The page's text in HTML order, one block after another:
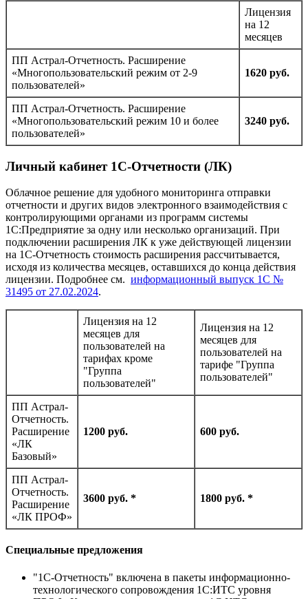
Лицензия
на 12
месяцев
ПП Астрал-Отчетность. Расширение
«Многопользовательский режим от 2-9
пользователей»
1620 руб.
ПП Астрал-Отчетность. Расширение
«Многопользовательский режим 10 и более
пользователей»
3240 руб.
Личный кабинет 1С-Отчетности (ЛК)
Облачное решение для удобного мониторинга отправки
отчетности и других видов электронного взаимодействия с
контролирующими органами из программ системы
1С:Предприятие за одну или несколько организаций. При
подключении расширения ЛК к уже действующей лицензии
на 1С-Отчетность стоимость расширения рассчитывается,
исходя из количества месяцев, оставшихся до конца действия
лицензии. Подробнее см. информационный выпуск 1С №
31495 от 27.02.2024.
Лицензия на 12
месяцев для
пользователей на
тарифах кроме
"Группа
пользователей"
Лицензия на 12
месяцев для
пользователей на
тарифе "Группа
пользователей"
ПП Астрал-
Отчетность.
Расширение
«ЛК
Базовый»
1200 руб. 600 руб.
ПП Астрал-
Отчетность.
Расширение
«ЛК ПРОФ»
3600 руб. * 1800 руб. *
Специальные предложения
"1С-Отчетность" включена в пакеты информационно-
технологического сопровождения 1С:ИТС уровня